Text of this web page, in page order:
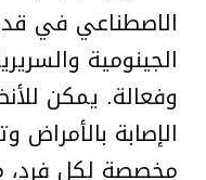
الاصطناعي في
الجينومية
وفعالة. يمكن
الإصابة بالأمراض
مخصصة لكل